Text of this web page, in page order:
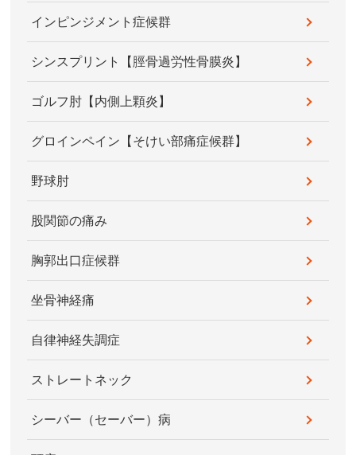
インピンジメント症候群
シンスプリント【脛骨過労性骨膜炎】
ゴルフ肘【内側上顆炎】
グロインペイン【そけい部痛症候群】
野球肘
股関節の痛み
胸郭出口症候群
坐骨神経痛
自律神経失調症
ストレートネック
シーバー（セーバー）病